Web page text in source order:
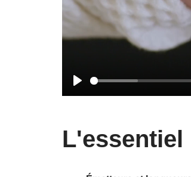
Play
L'essentiel